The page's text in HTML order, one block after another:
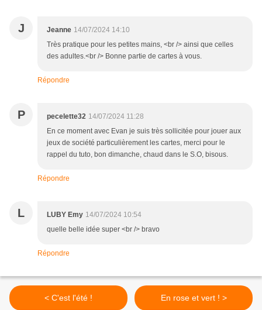
J Jeanne 14/07/2024 14:10
Très pratique pour les petites mains, <br /> ainsi que celles
des adultes.<br /> Bonne partie de cartes à vous.
Répondre
P pecelette32 14/07/2024 11:28
En ce moment avec Evan je suis très sollicitée pour jouer aux
jeux de société particulièrement les cartes, merci pour le
rappel du tuto, bon dimanche, chaud dans le S.O, bisous.
Répondre
L LUBY Emy 14/07/2024 10:54
quelle belle idée super <br /> bravo
Répondre
< C'est l'été ! En rose et vert ! >